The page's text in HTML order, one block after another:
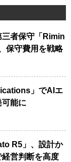
者保守「Rimin
保守費用を戦略
」でAIエ
能に
R5」、設計か
営判断を高度